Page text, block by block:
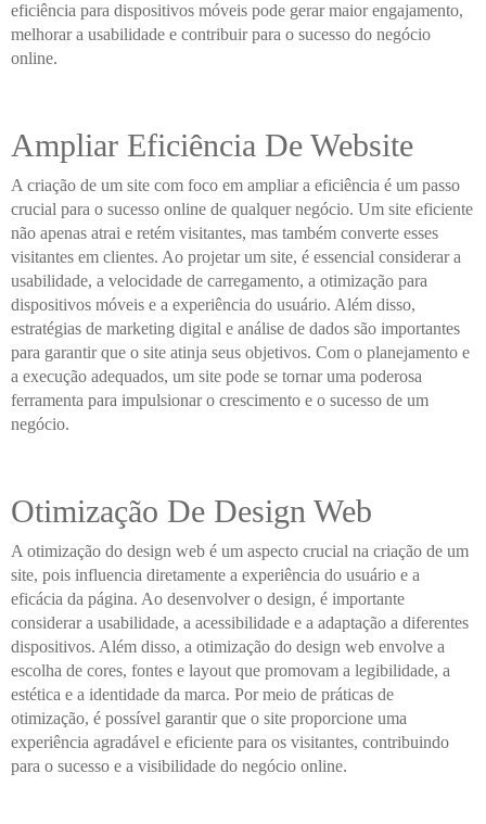
eficiência para dispositivos móveis pode gerar maior engajamento,
melhorar a usabilidade e contribuir para o sucesso do negócio
online.
Ampliar Eficiência De Website
A criação de um site com foco em ampliar a eficiência é um passo
crucial para o sucesso online de qualquer negócio. Um site eficiente
não apenas atrai e retém visitantes, mas também converte esses
visitantes em clientes. Ao projetar um site, é essencial considerar a
usabilidade, a velocidade de carregamento, a otimização para
dispositivos móveis e a experiência do usuário. Além disso,
estratégias de marketing digital e análise de dados são importantes
para garantir que o site atinja seus objetivos. Com o planejamento e
a execução adequados, um site pode se tornar uma poderosa
ferramenta para impulsionar o crescimento e o sucesso de um
negócio.
Otimização De Design Web
A otimização do design web é um aspecto crucial na criação de um
site, pois influencia diretamente a experiência do usuário e a
eficácia da página. Ao desenvolver o design, é importante
considerar a usabilidade, a acessibilidade e a adaptação a diferentes
dispositivos. Além disso, a otimização do design web envolve a
escolha de cores, fontes e layout que promovam a legibilidade, a
estética e a identidade da marca. Por meio de práticas de
otimização, é possível garantir que o site proporcione uma
experiência agradável e eficiente para os visitantes, contribuindo
para o sucesso e a visibilidade do negócio online.